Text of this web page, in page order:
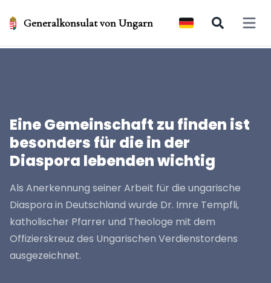
Generalkonsulat von Ungarn Open
Eine Gemeinschaft zu finden ist
besonders für die in der
Diaspora lebenden wichtig
Als Anerkennung seiner Arbeit für die ungarische
Diaspora in Deutschland wurde Dr. Imre Tempfli,
katholischer Pfarrer und Theologe mit dem
Offizierskreuz des Ungarischen Verdienstordens
ausgezeichnet.